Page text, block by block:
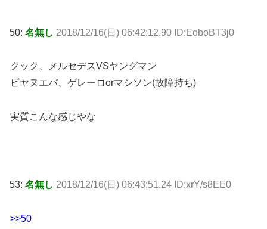
50: 名無し 2018/12/16(日) 06:42:12.90 ID:EoboBT3j0
クック、メルセデスVSヤングマン
ビヤヌエバ、ゲレーロorマシソン(故障持ち)
実質こんな感じやな
53: 名無し 2018/12/16(日) 06:43:51.24 ID:xrY/s8EE0
>>50